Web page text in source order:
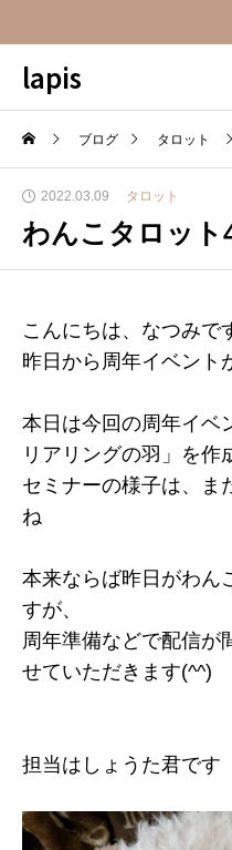
lapis
ブログ タロット
2022.03.09 タロット
わんこタロット
こんにちは、なつみで
昨日から周年イベント
本日は今回の周年イベ
リアリングの羽」を作
セミナーの様子は、ま
ね
本来ならば昨日がわん
すが、
周年準備などで配信が
せていただきます(^^)
担当はしょうた君です